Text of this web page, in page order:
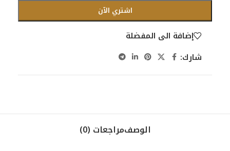
اشتري الآن
إضافة الى المفضلة
شارك:
الوصفمراجعات (0)